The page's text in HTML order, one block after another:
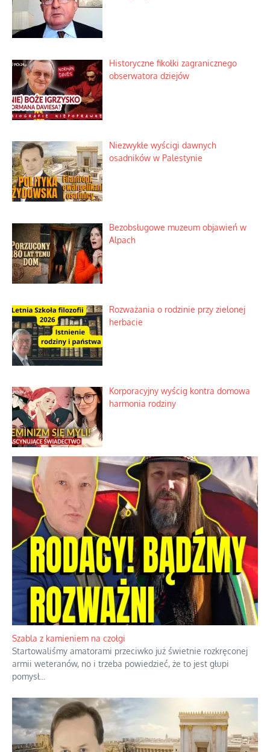
Rozważania o rodzinie przy zielonej
herbacie
Korporacyjny wyścig kontra domowa
harmonia rodziny